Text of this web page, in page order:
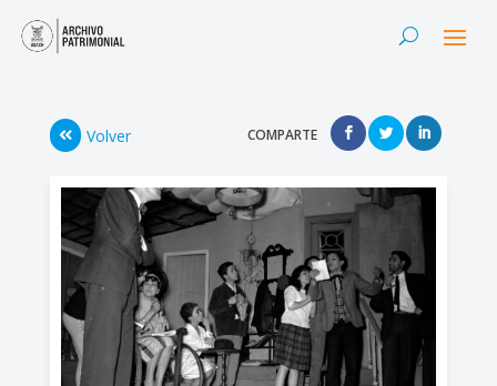
Volver COMPARTE